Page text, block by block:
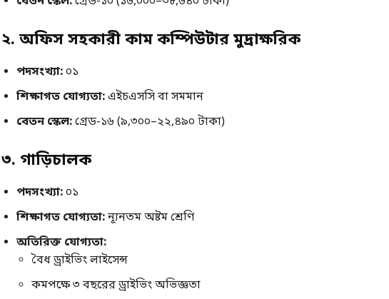
২. অফিস সহকারী কাম কম্পিউটার মুদ্রাক্ষরিক
পদসংখ্যা:০১
শিক্ষাগত যোগ্যতা:এইচএসসি বা সমমান
বেতন স্কেল:গ্রেড-১৬ (৯,৩০০–২২,৪৯০ টাকা)
৩. গাড়িচালক
পদসংখ্যা:০১
শিক্ষাগত যোগ্যতা:ন্যূনতম অষ্টম শ্রেণি
অতিরিক্ত যোগ্যতা:
বৈধ ড্রাইভিং লাইসেন্স
কমপক্ষে ৩ বছরের ড্রাইভিং অভিজ্ঞতা